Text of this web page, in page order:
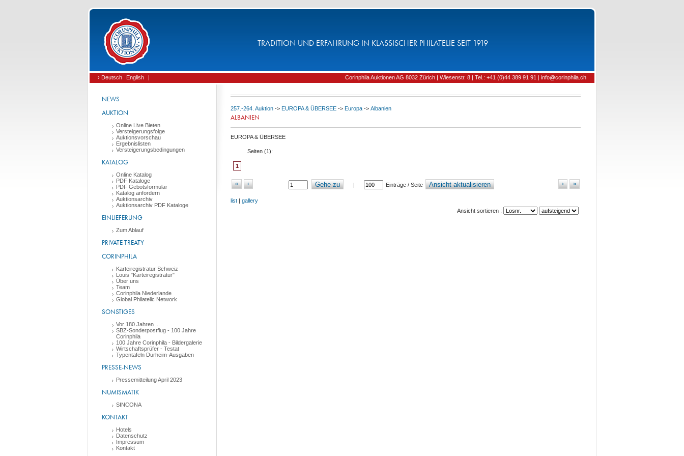
TRADITION UND ERFAHRUNG IN KLASSISCHER PHILATELIE SEIT 1919
› Deutsch English | Corinphila Auktionen AG 8032 Zürich | Wiesenstr. 8 | Tel.: +41 (0)44 389 91 91 | info@corinphila.ch
NEWS
AUKTION
Online Live Bieten
Versteigerungsfolge
Auktionsvorschau
Ergebnislisten
Versteigerungsbedingungen
KATALOG
Online Katalog
PDF Kataloge
PDF Gebotsformular
Katalog anfordern
Auktionsarchiv
Auktionsarchiv PDF Kataloge
EINLIEFERUNG
Zum Ablauf
PRIVATE TREATY
CORINPHILA
Karteiregistratur Schweiz
Louis "Karteiregistratur"
Über uns
Team
Corinphila Niederlande
Global Philatelic Network
SONSTIGES
Vor 180 Jahren ...
SBZ-Sonderpostflug - 100 Jahre
Corinphila
100 Jahre Corinphila - Bildergalerie
Wirtschaftsprüfer - Testat
Typentafeln Durheim-Ausgaben
PRESSE-NEWS
Pressemitteilung April 2023
NUMISMATIK
SINCONA
KONTAKT
Hotels
Datenschutz
Impressum
Kontakt
257.-264. Auktion -> EUROPA & ÜBERSEE -> Europa -> Albanien
ALBANIEN
EUROPA & ÜBERSEE
Seiten (1):
1
« ‹ Gehe zu | Einträge / Seite Ansicht aktualisieren »
›
list | gallery
Ansicht sortieren :